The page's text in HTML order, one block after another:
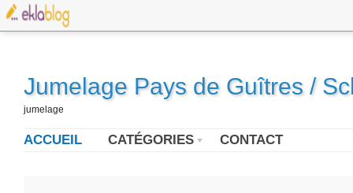
Jumelage Pays de Guîtres /
jumelage
ACCUEIL CATÉGORIES CONTACT